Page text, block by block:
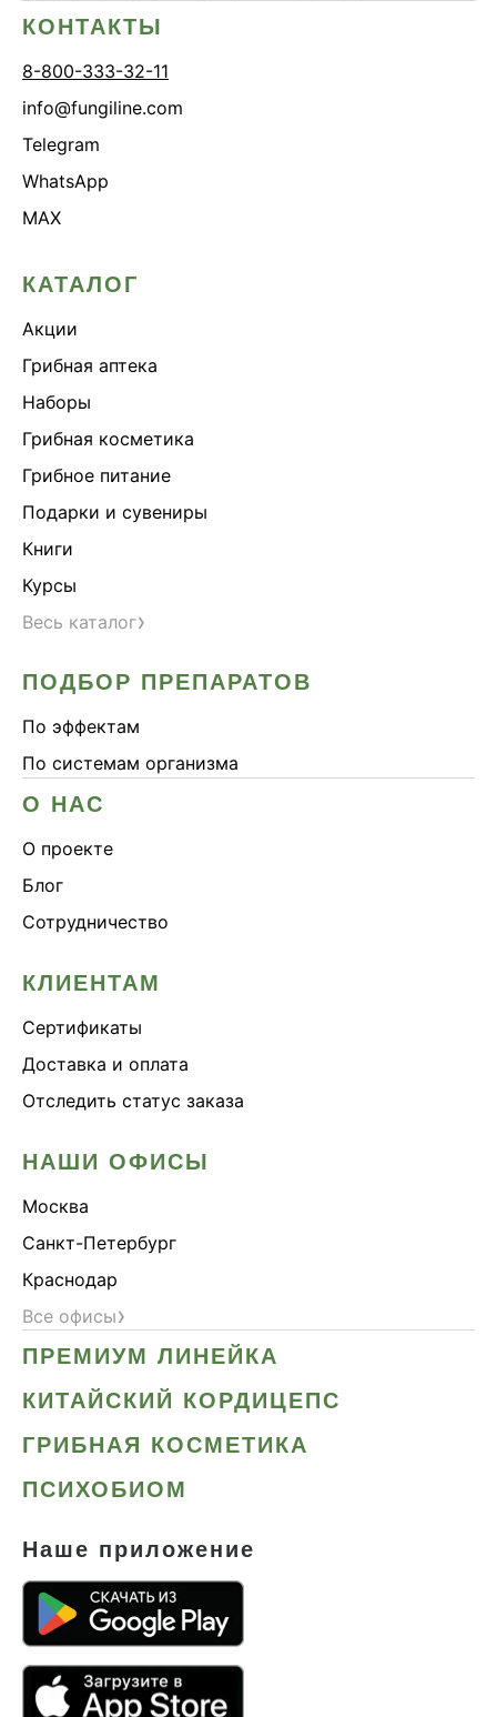
КОНТАКТЫ
8-800-333-32-11
info@fungiline.com
Telegram
WhatsApp
MAX
КАТАЛОГ
Акции
Грибная аптека
Наборы
Грибная косметика
Грибное питание
Подарки и сувениры
Книги
Курсы
Весь каталог›
ПОДБОР ПРЕПАРАТОВ
По эффектам
По системам организма
О НАС
О проекте
Блог
Сотрудничество
КЛИЕНТАМ
Сертификаты
Доставка и оплата
Отследить статус заказа
НАШИ ОФИСЫ
Москва
Санкт-Петербург
Краснодар
Все офисы›
ПРЕМИУМ ЛИНЕЙКА
КИТАЙСКИЙ КОРДИЦЕПС
ГРИБНАЯ КОСМЕТИКА
ПСИХОБИОМ
Наше приложение